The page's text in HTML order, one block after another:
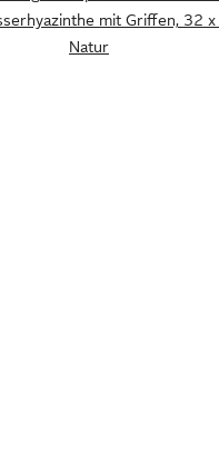
mit Griffen, 32
Natur